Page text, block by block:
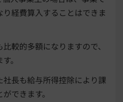
経費算入することはできま
較的多額になりますので、
。
社長も給与所得控除により課
ができます。